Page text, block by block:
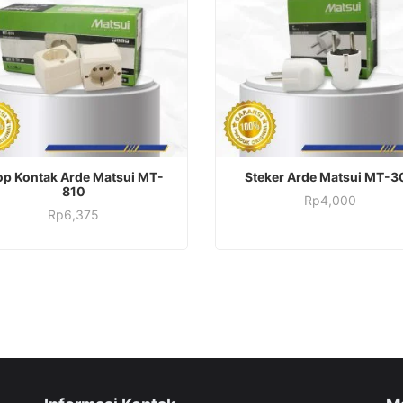
ADD TO CART
Kontak Arde Matsui MT-
810
Rp6,375
ADD TO CART
Steker Arde Matsui MT-
Rp4,000